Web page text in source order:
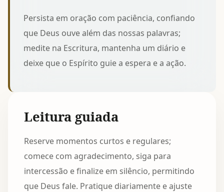
Persista em oração com paciência, confiando
que Deus ouve além das nossas palavras;
medite na Escritura, mantenha um diário e
deixe que o Espírito guie a espera e a ação.
Leitura guiada
Reserve momentos curtos e regulares;
comece com agradecimento, siga para
intercessão e finalize em silêncio, permitindo
que Deus fale. Pratique diariamente e ajuste